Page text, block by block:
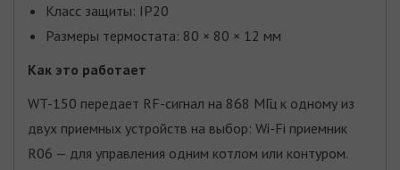
Класс защиты: IP20
Размеры термостата: 80 × 80 × 12 мм
Как это работает
WT-150 передает RF-сигнал на 868 МГц к одному из
двух приемных устройств на выбор: Wi-Fi приемник
R06 — для управления одним котлом или контуром.